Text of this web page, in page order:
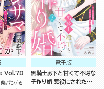
Vol.78
柴パン る
電子版
黒騎士殿下と甘くて不埒な
子作り婚 悪役にされた令